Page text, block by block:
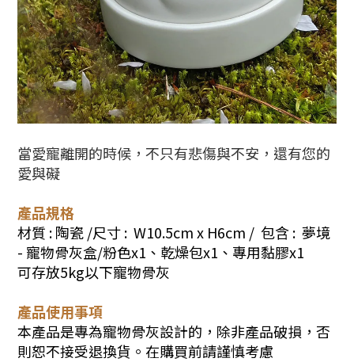
當愛寵離開的時候，不只有悲傷與不安，還有您的
愛與礙
產品規格
材質 : 陶瓷 /尺寸 : W10.5cm x H6cm / 包含 : 夢境
- 寵物骨灰盒/粉色x1、乾燥包x1、專用黏膠x1
可存放5kg以下寵物骨灰
產品使用事項
本產品是專為寵物骨灰設計的，除非產品破損，否
則恕不接受退換貨。在購買前請謹慎考慮